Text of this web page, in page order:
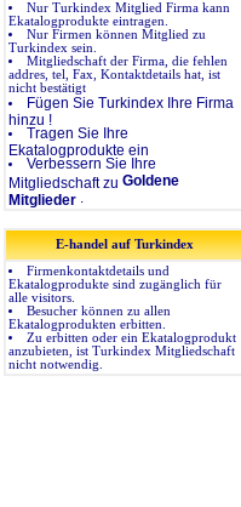
Nur Turkindex Mitglied Firma kann
Ekatalogprodukte eintragen.
Nur Firmen können Mitglied zu
Turkindex sein.
Mitgliedschaft der Firma, die fehlen
addres, tel, Fax, Kontaktdetails hat, ist
nicht bestätigt
Fügen Sie Turkindex Ihre Firma
hinzu !
Tragen Sie Ihre
Ekatalogprodukte ein
Verbessern Sie Ihre
Mitgliedschaft zu Goldene
Mitglieder .
E-handel auf Turkindex
Firmenkontaktdetails und
Ekatalogprodukte sind zugänglich für
alle visitors.
Besucher können zu allen
Ekatalogprodukten erbitten.
Zu erbitten oder ein Ekatalogprodukt
anzubieten, ist Turkindex Mitgliedschaft
nicht notwendig.